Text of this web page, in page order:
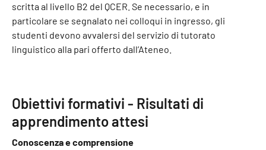
scritta al livello B2 del QCER. Se necessario, e in
particolare se segnalato nei colloqui in ingresso, gli
studenti devono avvalersi del servizio di tutorato
linguistico alla pari offerto dall’Ateneo.
Obiettivi formativi - Risultati di
apprendimento attesi
Conoscenza e comprensione